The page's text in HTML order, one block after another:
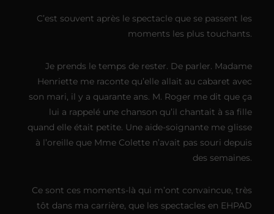
C’est souvent après le spectacle que se passent les
moments les plus touchants.
Je prends le temps de rester. De parler. Madame
Henriette me raconte qu’elle allait au cabaret avec
son mari, il y a quarante ans. M. Roger me dit que ça
lui a rappelé une chanson qu’il chantait à sa fille
quand elle était petite. Une aide-soignante me glisse
à l’oreille que Mme Colette n’avait pas souri depuis
des semaines.
Ce sont ces moments-là qui m’ont convaincue, très
tôt dans ma carrière, que les spectacles en EHPAD